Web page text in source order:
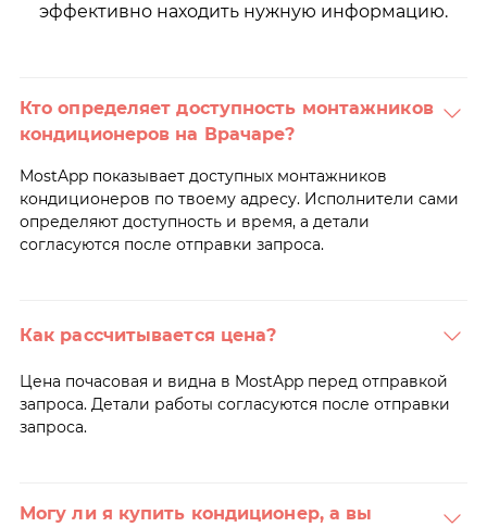
эффективно находить нужную информацию.
Кто определяет доступность монтажников
кондиционеров на Врачаре?
MostApp показывает доступных монтажников
кондиционеров по твоему адресу. Исполнители сами
определяют доступность и время, а детали
согласуются после отправки запроса.
Как рассчитывается цена?
Цена почасовая и видна в MostApp перед отправкой
запроса. Детали работы согласуются после отправки
запроса.
Могу ли я купить кондиционер, а вы